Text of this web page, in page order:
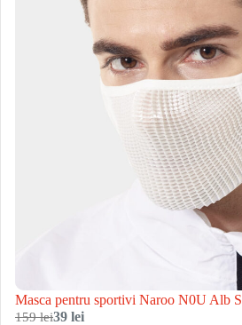
Masca pentru sportivi Naroo N0U Alb S
159 lei39 lei